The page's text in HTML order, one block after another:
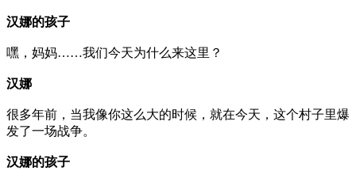
汉娜的孩子
嘿，妈妈……我们今天为什么来这里？
汉娜
很多年前，当我像你这么大的时候，就在今天，这个村子里爆
发了一场战争。
汉娜的孩子